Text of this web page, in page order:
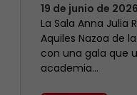
19 de junio de 2026
La Sala Anna Julia
Aquiles Nazoa de
con una gala que
academia…